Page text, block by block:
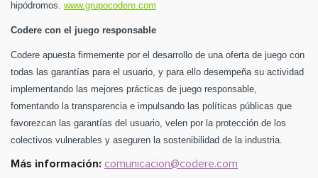
hipódromos. www.grupocodere.com
Codere con el juego responsable
Codere apuesta firmemente por el desarrollo de una oferta de juego con
todas las garantías para el usuario, y para ello desempeña su actividad
implementando las mejores prácticas de juego responsable,
fomentando la transparencia e impulsando las políticas públicas que
favorezcan las garantías del usuario, velen por la protección de los
colectivos vulnerables y aseguren la sostenibilidad de la industria.
Más información: comunicacion@codere.com